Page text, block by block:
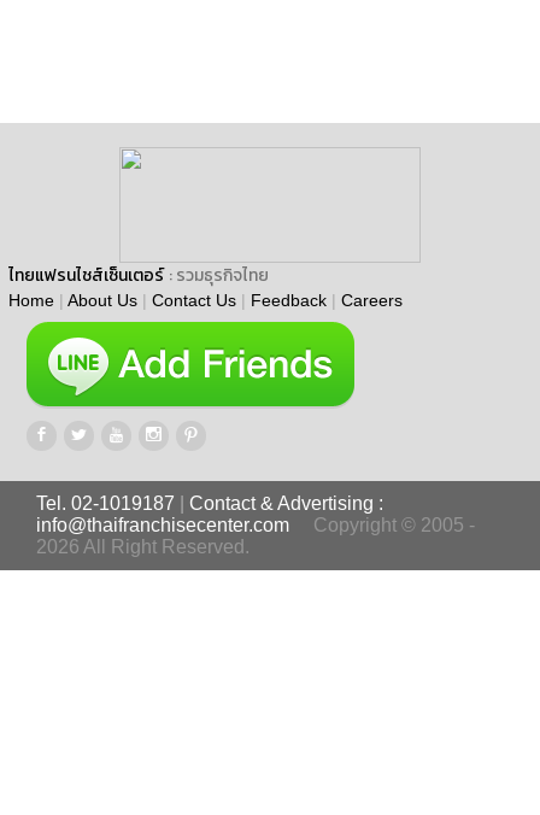
ไทยแฟรนไชส์เซ็นเตอร์ : รวมธุรกิจไทย
Home | About Us | Contact Us | Feedback | Careers
Tel. 02-1019187
Contact & Advertising :
info@thaifranchisecenter.com
Copyright © 2005 -
2026 All Right Reserved.